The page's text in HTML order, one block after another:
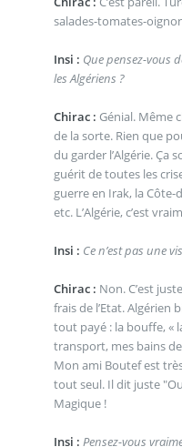
salades-tomates-
Insi : Que pensez-vous
les Algériens ?
Chirac : Génial. Même
de la sorte. Rien que
du garder l’Algérie. Ça
guérit de toutes les
guerre en Irak, la Côte-
etc. L’Algérie, c’est
Insi : Ce n’est pas une
Chirac : Non. C’est
frais de l’Etat. Algérien
tout payé : la bouffe, «
transport, mes bains
Mon ami Boutef est
tout seul. Il dit juste
Magique !
Insi : Pensez-vous